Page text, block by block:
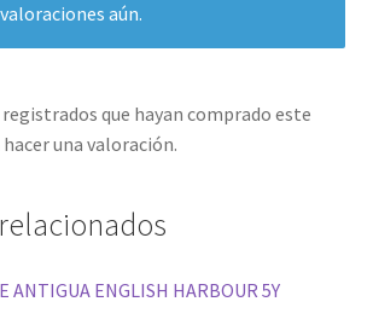
aún.
que hayan comprado este
una valoración.